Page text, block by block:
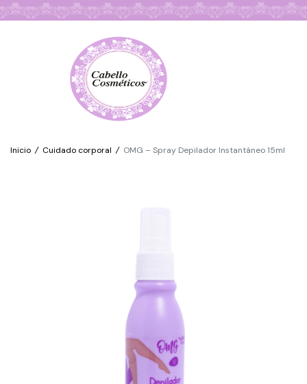
Inicio / Cuidado corporal / OMG – Spray Depilador Instantáneo 15ml